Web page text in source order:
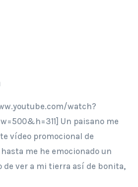
watch?
Un paisano me
vídeo promocional de
hasta me he emocionado un
de ver a mi tierra así de bonita,